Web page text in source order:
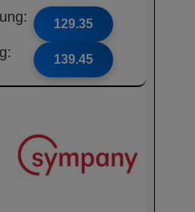
129.35
139.45